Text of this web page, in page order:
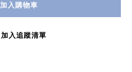
加入購物車
加入追蹤清單